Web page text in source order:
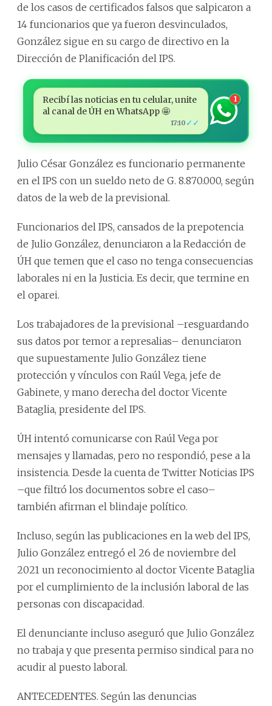
de los casos de certificados falsos que salpicaron a
14 funcionarios que ya fueron desvinculados,
González sigue en su cargo de directivo en la
Dirección de Planificación del IPS.
Recibí las noticias en tu celular, unite
al canal de ÚH en WhatsApp 🤩
17:10 ✓✓
1
Julio César González es funcionario permanente
en el IPS con un sueldo neto de G. 8.870.000, según
datos de la web de la previsional.
Funcionarios del IPS, cansados de la prepotencia
de Julio González, denunciaron a la Redacción de
ÚH que temen que el caso no tenga consecuencias
laborales ni en la Justicia. Es decir, que termine en
el oparei.
Los trabajadores de la previsional –resguardando
sus datos por temor a represalias– denunciaron
que supuestamente Julio González tiene
protección y vínculos con Raúl Vega, jefe de
Gabinete, y mano derecha del doctor Vicente
Bataglia, presidente del IPS.
ÚH intentó comunicarse con Raúl Vega por
mensajes y llamadas, pero no respondió, pese a la
insistencia. Desde la cuenta de Twitter Noticias IPS
–que filtró los documentos sobre el caso–
también afirman el blindaje político.
Incluso, según las publicaciones en la web del IPS,
Julio González entregó el 26 de noviembre del
2021 un reconocimiento al doctor Vicente Bataglia
por el cumplimiento de la inclusión laboral de las
personas con discapacidad.
El denunciante incluso aseguró que Julio González
no trabaja y que presenta permiso sindical para no
acudir al puesto laboral.
ANTECEDENTES. Según las denuncias